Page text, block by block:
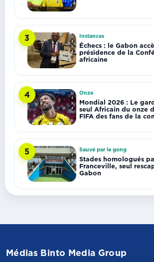
3 Instances
Échecs : le Gabon
présidence de la
africaine
4 Onze
Mondial 2026 : Le
seul Africain du onze
FIFA des fans de la
5 Sauvé par le gong
Stades homologués
Franceville, seul
Gabon
Médias Binto Media Group